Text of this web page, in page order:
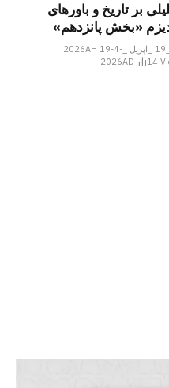
بر تاریخ و باورهای
«بخش پانزدهم»
یک _19 _اپریل _2026AH 19-4-
2026AD
14